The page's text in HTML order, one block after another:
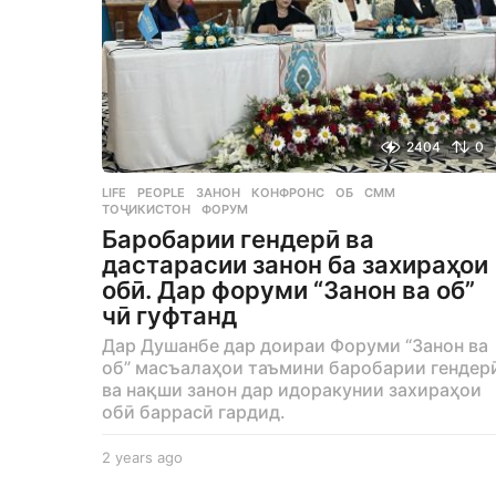
2404 0
LIFE ,PEOPLE ЗАНОН ,КОНФРОНС ,ОБ ,СММ
ТОҶИКИСТОН
,ФОРУМ
Баробарии гендерӣ ва
дастарасии занон ба захираҳои
обӣ. Дар форуми “Занон ва об”
чӣ гуфтанд
Дар Душанбе дар доираи Форуми “Занон ва
об” масъалаҳои таъмини баробарии
ва нақши занон дар идоракунии захираҳои
обӣ баррасӣ гардид.
2 years ago